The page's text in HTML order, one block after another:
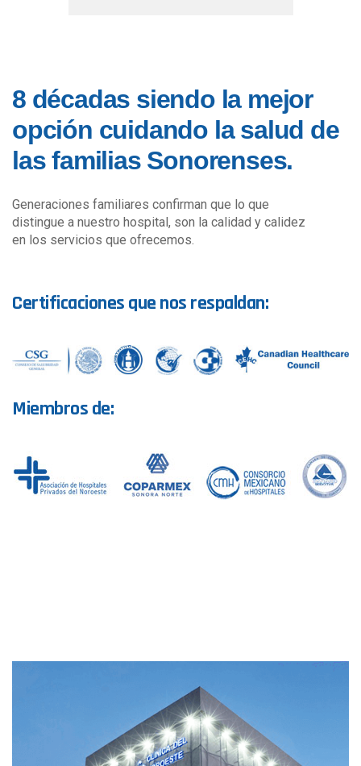
8 décadas siendo la mejor
opción cuidando la salud de
las familias Sonorenses.
Generaciones familiares confirman que lo que
distingue a nuestro hospital, son la calidad y calidez
en los servicios que ofrecemos.
Certificaciones que nos respaldan:
Miembros de: